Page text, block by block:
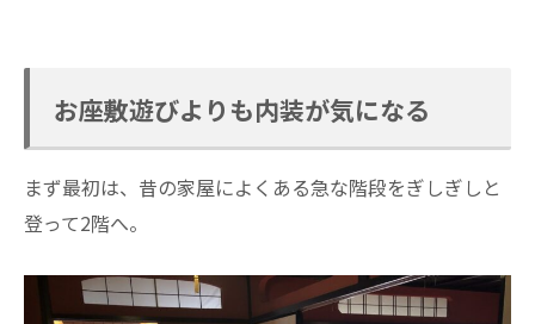
お座敷遊びよりも内装が気になる
まず最初は、昔の家屋によくある急な階段をぎしぎしと
登って2階へ。